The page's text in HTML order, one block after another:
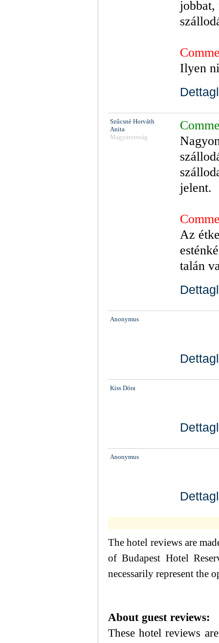
jobbat,
Ilyen
Szűcsné Horváth
Anita
Magyarország
jelent.
Az
talán
Anonymus
Kiss Dóra
Anonymus
The hotel reviews are
of Budapest Hotel
necessarily represent the
About guest reviews:
These hotel reviews